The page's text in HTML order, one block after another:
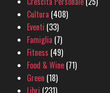
Cultura (408)
Eventi (33)
Famiglia (7)
Fitness (49)
Food & Wine (71)
Green (18)
Libri (231)